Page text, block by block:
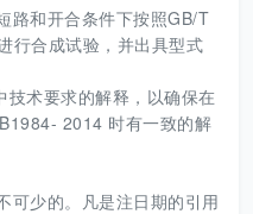
路和开合条件下按照GB/T
行合成试验，并出具型式
术要求的解释，以确保在
2014 时有一致的解
可少的。凡是注日期的引用